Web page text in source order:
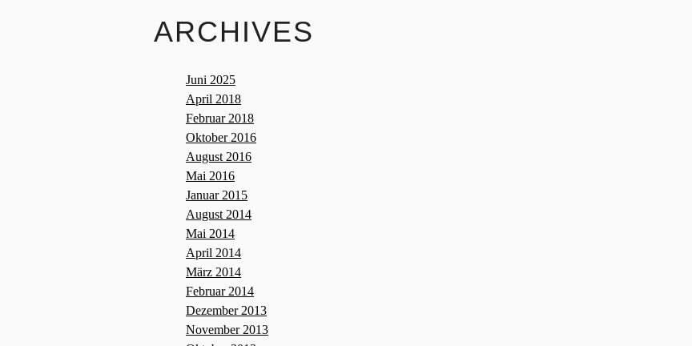
ARCHIVES
Juni 2025
April 2018
Februar 2018
Oktober 2016
August 2016
Mai 2016
Januar 2015
August 2014
Mai 2014
April 2014
März 2014
Februar 2014
Dezember 2013
November 2013